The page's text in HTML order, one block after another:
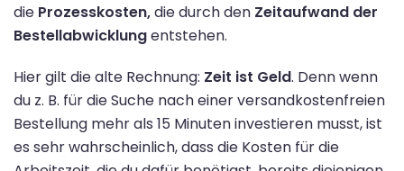
die Prozesskosten,die durch den Zeitaufwand der
Bestellabwicklungentstehen.
Hier gilt die alte Rechnung: Zeit ist Geld. Denn wenn
du z. B. für die Suche nach einer versandkostenfreien
Bestellung mehr als 15 Minuten investieren musst, ist
es sehr wahrscheinlich, dass die Kosten für die